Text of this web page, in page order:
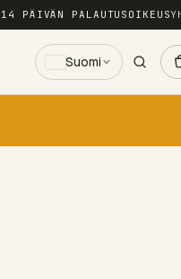
14 PÄIVÄN PALAUTUSOIKEUS
Suomi